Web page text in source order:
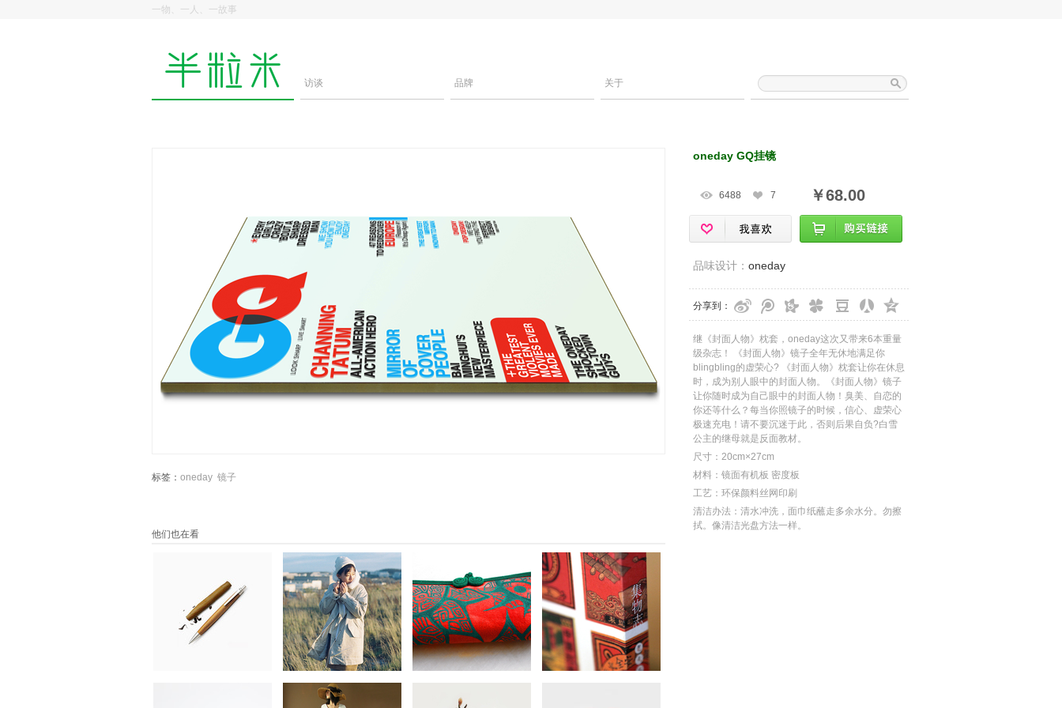
一物、一人、一故事
访谈 品牌 关于
标签： oneday 镜子
他们也在看
oneday GQ挂镜
6488 7 ￥68.00
品味设计： oneday
分享到：
继《封面人物》枕套，oneday这次又带来6本重量
级杂志！ 《封面人物》镜子全年无休地满足你
blingbling的虚荣心? 《封面人物》枕套让你在休息
时，成为别人眼中的封面人物。《封面人物》镜子
让你随时成为自己眼中的封面人物！臭美、自恋的
你还等什么？每当你照镜子的时候，信心、虚荣心
极速充电！请不要沉迷于此，否则后果自负?白雪
公主的继母就是反面教材。
尺寸：20cm×27cm
材料：镜面有机板 密度板
工艺：环保颜料丝网印刷
清洁办法：清水冲洗，面巾纸蘸走多余水分。勿擦
拭。像清洁光盘方法一样。